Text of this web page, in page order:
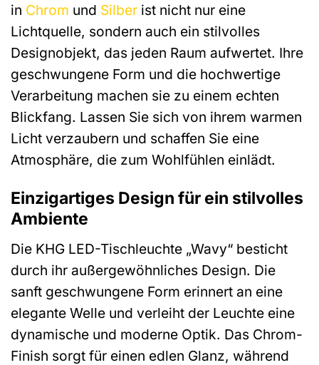
in Chrom und Silber ist nicht nur eine
Lichtquelle, sondern auch ein stilvolles
Designobjekt, das jeden Raum aufwertet. Ihre
geschwungene Form und die hochwertige
Verarbeitung machen sie zu einem echten
Blickfang. Lassen Sie sich von ihrem warmen
Licht verzaubern und schaffen Sie eine
Atmosphäre, die zum Wohlfühlen einlädt.
Einzigartiges Design für ein stilvolles
Ambiente
Die KHG LED-Tischleuchte „Wavy“ besticht
durch ihr außergewöhnliches Design. Die
sanft geschwungene Form erinnert an eine
elegante Welle und verleiht der Leuchte eine
dynamische und moderne Optik. Das Chrom-
Finish sorgt für einen edlen Glanz, während